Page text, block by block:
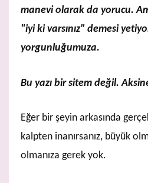
manevi olarak da yorucu.
"iyi ki varsınız" demesi
yorgunluğumuza.
Bu yazı bir sitem değil.
Eğer bir şeyin arkasında
kalpten inanırsanız, büyük
olmanıza gerek yok.